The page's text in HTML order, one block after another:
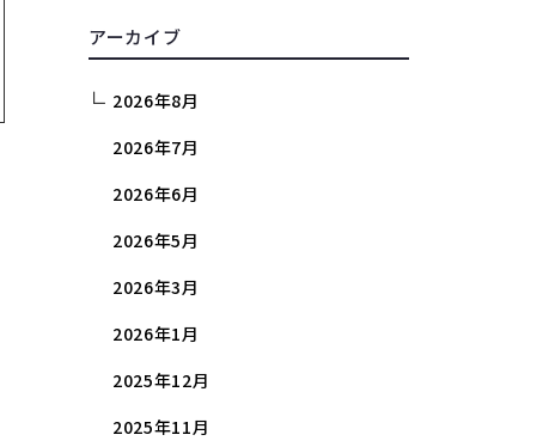
アーカイブ
2026年8月
2026年7月
2026年6月
2026年5月
2026年3月
2026年1月
2025年12月
2025年11月